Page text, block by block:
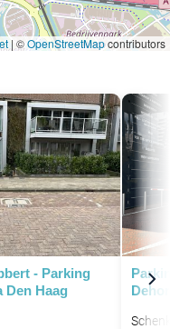
| ©OpenStreetMapcontributors
- Parking
Den Haag